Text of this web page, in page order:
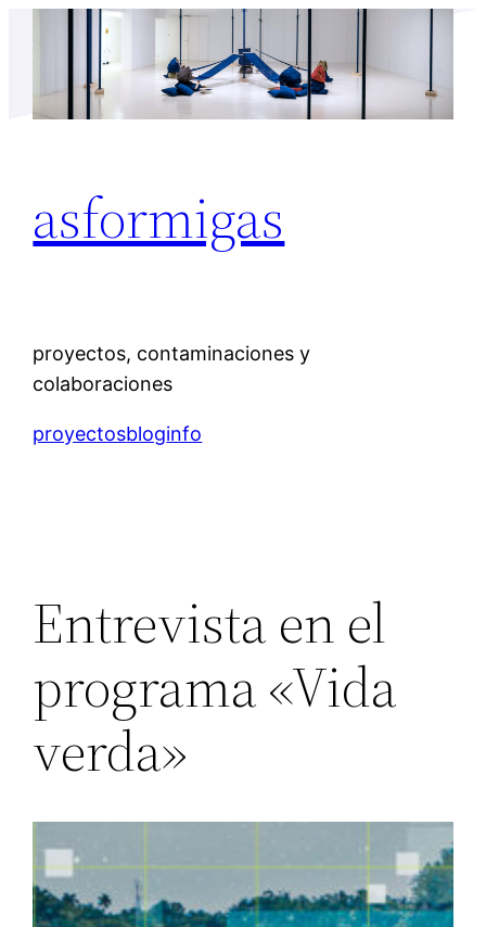
contenido
asformigas
proyectos, contaminaciones y
colaboraciones
proyectosbloginfo
Entrevista en el
programa «Vida
verda»